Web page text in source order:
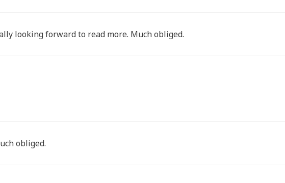
looking forward to read more. Much obliged.
obliged.